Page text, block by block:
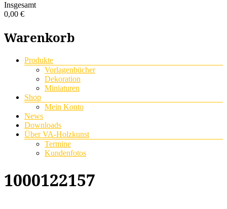
Insgesamt
0,00 €
Warenkorb
Menü
Produkte
Vorlagenbücher
Dekoration
Miniaturen
Shop
Mein Konto
News
Downloads
Über VA-Holzkunst
Termine
Kundenfotos
1000122157